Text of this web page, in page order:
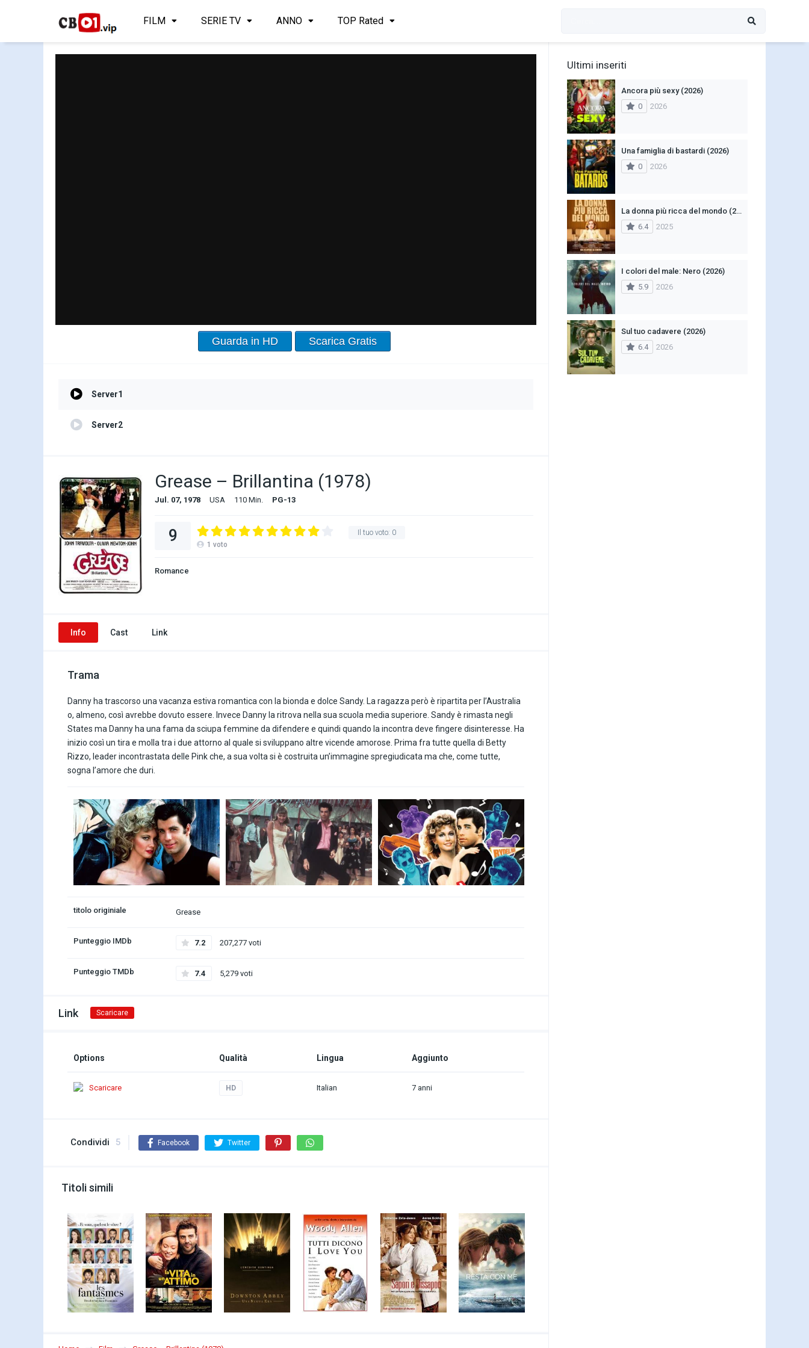
FILM SERIE TV ANNO TOP Rated
Guarda in HD Scarica Gratis
Server1
Server2
Grease – Brillantina (1978)
Jul. 07, 1978 USA 110 Min. PG-13
Il tuo voto: 0
9 1 voto
Romance
Info Cast Link
Trama
Danny ha trascorso una vacanza estiva romantica con la bionda e dolce Sandy. La ragazza però è ripartita per l’Australia
o, almeno, così avrebbe dovuto essere. Invece Danny la ritrova nella sua scuola media superiore. Sandy è rimasta negli
States ma Danny ha una fama da sciupa femmine da difendere e quindi quando la incontra deve fingere disinteresse. Ha
inizio così un tira e molla tra i due attorno al quale si sviluppano altre vicende amorose. Prima fra tutte quella di Betty
Rizzo, leader incontrastata delle Pink che, a sua volta si è costruita un’immagine spregiudicata ma che, come tutte,
sogna l’amore che duri.
titolo originiale Grease
Punteggio IMDb 7.2 207,277 voti
Punteggio TMDb 7.4 5,279 voti
Link Scaricare
Options Qualità Lingua Aggiunto
Scaricare HD Italian 7 anni
Condividi 5 Facebook Twitter
Titoli simili
Ultimi inseriti
Ancora più sexy (2026)
0
2026
Una famiglia di bastardi (2026)
0
2026
La donna più ricca del mondo (2025)
6.4
2025
I colori del male: Nero (2026)
5.9
2026
Sul tuo cadavere (2026)
6.4
2026